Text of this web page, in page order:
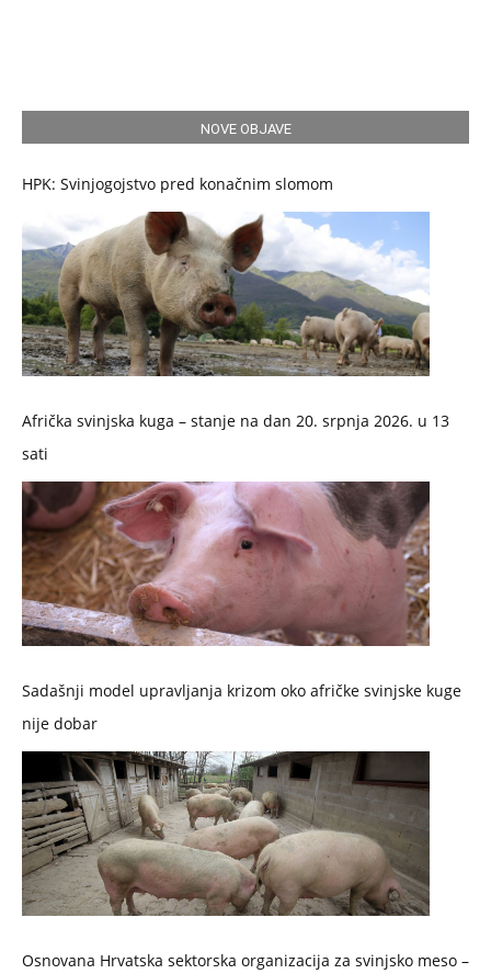
NOVE OBJAVE
HPK: Svinjogojstvo pred konačnim slomom
Afrička svinjska kuga – stanje na dan 20. srpnja 2026. u 13
sati
Sadašnji model upravljanja krizom oko afričke svinjske kuge
nije dobar
Osnovana Hrvatska sektorska organizacija za svinjsko meso –